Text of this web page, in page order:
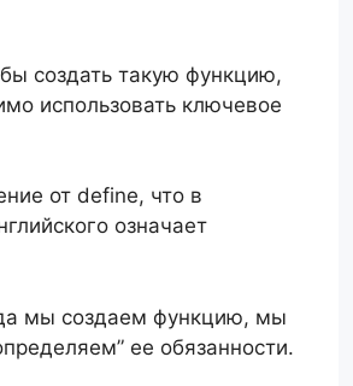
создать такую функцию,
использовать ключевое
от define, что в
означает
мы создаем функцию, мы
ее обязанности.